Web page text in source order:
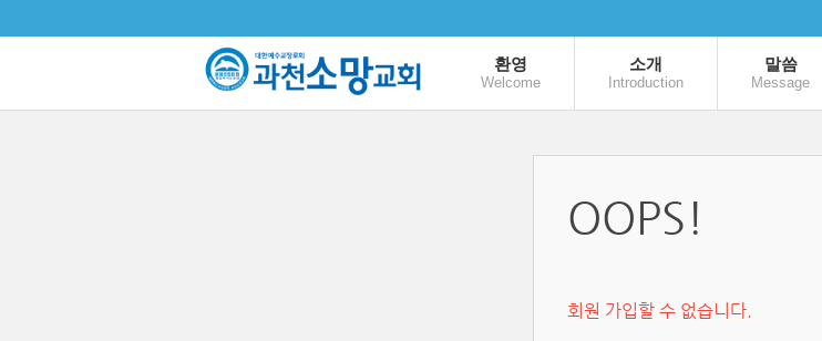
환영
Welcome
소개
Introduction
말씀
Message
OOPS!
회원 가입할 수 없습니다.